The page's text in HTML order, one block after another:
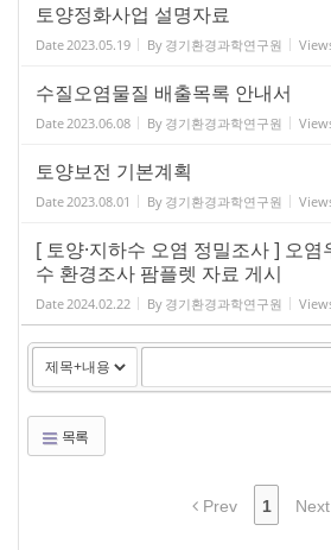
토양정화사업 설명자료
Date2023.05.19 By 경기환경과학연구원
수질오염물질 배출목록 안내서
Date2023.06.08 By 경기환경과학연구원
토양보전 기본계획
Date2023.08.01 By 경기환경과학연구원
[ 토양·지하수 오염 정밀조사 ] 오
수 환경조사 팜플렛 자료 게시
Date2024.02.22 By 경기환경과학연구원
목록
Prev 1 Next